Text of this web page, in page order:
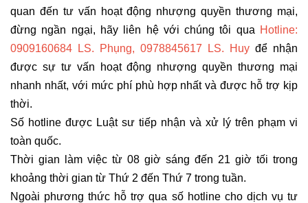
quan đến tư vấn hoạt động nhượng quyền thương mại,
đừng ngần ngại, hãy liên hệ với chúng tôi qua Hotline:
0909160684 LS. Phụng, 0978845617 LS. Huy để nhận
được sự tư vấn hoạt động nhượng quyền thương mại
nhanh nhất, với mức phí phù hợp nhất và được hỗ trợ kịp
thời.
Số hotline được Luật sư tiếp nhận và xử lý trên phạm vi
toàn quốc.
Thời gian làm việc từ 08 giờ sáng đến 21 giờ tối trong
khoảng thời gian từ Thứ 2 đến Thứ 7 trong tuần.
Ngoài phương thức hỗ trợ qua số hotline cho dịch vụ tư